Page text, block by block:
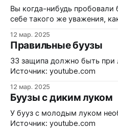
Вы когда-нибудь пробовали
себе такого же уважения,
пельменями из
хинкали, приготовьтесь:
настоящем чуде
пойдет о бурятских буузах
12 мар. 2025
Правильные буузы
33 защипа должно быть при
Источник: youtube.com
12 мар. 2025
Буузы с диким луком
У бууз с молодым луком
Источник: youtube.com